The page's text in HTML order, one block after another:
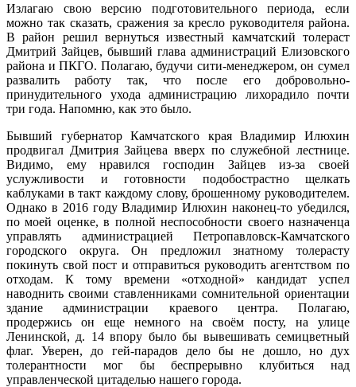
Излагаю свою версию подготовительного периода, если
можно так сказать, сражения за кресло руководителя района.
В район решил вернуться известный камчатский толераст
Дмитрий Зайцев, бывший глава администраций Елизовского
района и ПКГО. Полагаю, будучи сити-менеджером, он сумел
развалить работу так, что после его добровольно-
принудительного ухода администрацию лихорадило почти
три года. Напомню, как это было.
Бывший губернатор Камчатского края Владимир Илюхин
продвигал Дмитрия Зайцева вверх по служебной лестнице.
Видимо, ему нравился господин Зайцев из-за своей
услужливости и готовности подобострастно щелкать
каблуками в такт каждому слову, брошенному руководителем.
Однако в 2016 году Владимир Илюхин наконец-то убедился,
по моей оценке, в полной неспособности своего назначенца
управлять администрацией Петропавловск-Камчатского
городского округа. Он предложил знатному толерасту
покинуть свой пост и отправиться руководить агентством по
отходам. К тому времени «отходной» кандидат успел
наводнить своими ставленниками сомнительной ориентации
здание администрации краевого центра. Полагаю,
продержись он еще немного на своём посту, на улице
Ленинской, д. 14 впору было бы вывешивать семицветный
флаг. Уверен, до гей-парадов дело бы не дошло, но дух
толерантности мог бы беспрерывно клубиться над
управленческой цитаделью нашего города.